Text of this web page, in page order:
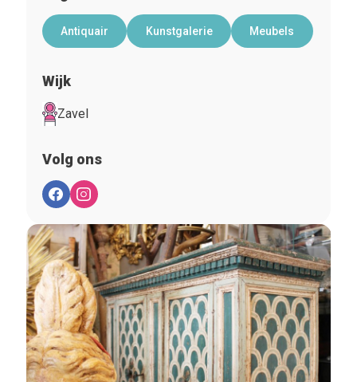
Antiquair Kunstgalerie Meubels
Wijk
Zavel
Volg ons